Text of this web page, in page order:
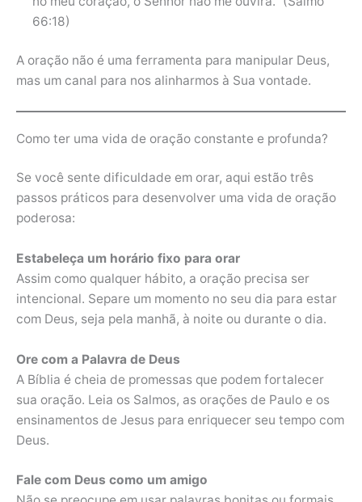
66:18)
A oração não é uma ferramenta para manipular Deus,
mas um canal para nos alinharmos à Sua vontade.
Como ter uma vida de oração constante e profunda?
Se você sente dificuldade em orar, aqui estão três
passos práticos para desenvolver uma vida de oração
poderosa:
Estabeleça um horário fixo para orar
Assim como qualquer hábito, a oração precisa ser
intencional. Separe um momento no seu dia para estar
com Deus, seja pela manhã, à noite ou durante o dia.
Ore com a Palavra de Deus
A Bíblia é cheia de promessas que podem fortalecer
sua oração. Leia os Salmos, as orações de Paulo e os
ensinamentos de Jesus para enriquecer seu tempo com
Deus.
Fale com Deus como um amigo